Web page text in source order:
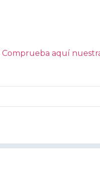
Comprueba aquí